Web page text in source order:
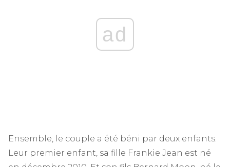
ad
Ensemble, le couple a été béni par deux enfants.
Leur premier enfant, sa fille Frankie Jean est né